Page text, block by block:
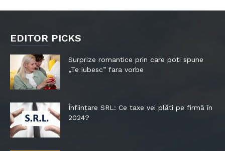
EDITOR PICKS
Surprize romantice prin care poti spune
„Te iubesc” fara vorbe
Înființare SRL: Ce taxe vei plăti pe firmă în
2024?